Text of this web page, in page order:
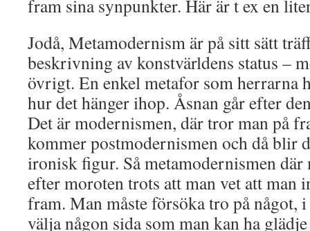
fram sina synpunkter. Här är t ex en
Jodå, Metamodernism är på sitt sätt
beskrivning av konstvärldens status –
övrigt. En enkel metafor som herrarna
hur det hänger ihop. Åsnan går efter
Det är modernismen, där tror man på
kommer postmodernismen och då blir
ironisk figur. Så metamodernismen där
efter moroten trots att man vet att man
fram. Man måste försöka tro på något,
välja någon sida som man kan ha